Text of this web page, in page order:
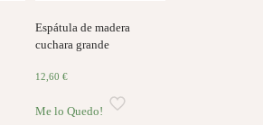
Espátula de madera
cuchara grande
12,60€
Me lo Quedo!